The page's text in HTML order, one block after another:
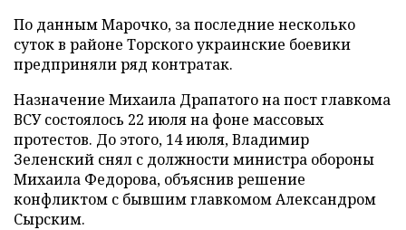
По данным Марочко, за последние несколько
суток в районе Торского украинские боевики
предприняли ряд контратак.
Назначение Михаила Драпатого на пост главкома
ВСУ состоялось 22 июля на фоне массовых
протестов. До этого, 14 июля, Владимир
Зеленский снял с должности министра обороны
Михаила Федорова, объяснив решение
конфликтом с бывшим главкомом Александром
Сырским.